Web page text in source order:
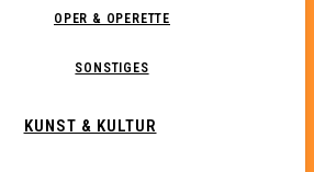
OPER & OPERETTE
SONSTIGES
KUNST & KULTUR